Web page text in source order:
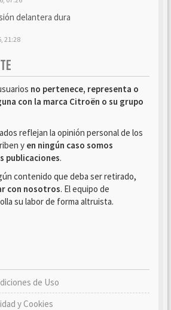
delantera dura
21:28
no pertenece, representa o
con la marca Citroën o su grupo
reflejan la opinión personal de los
y en ningún caso somos
publicaciones.
contenido que deba ser retirado,
con nosotros. El equipo de
su labor de forma altruista.
de Uso
y Cookies